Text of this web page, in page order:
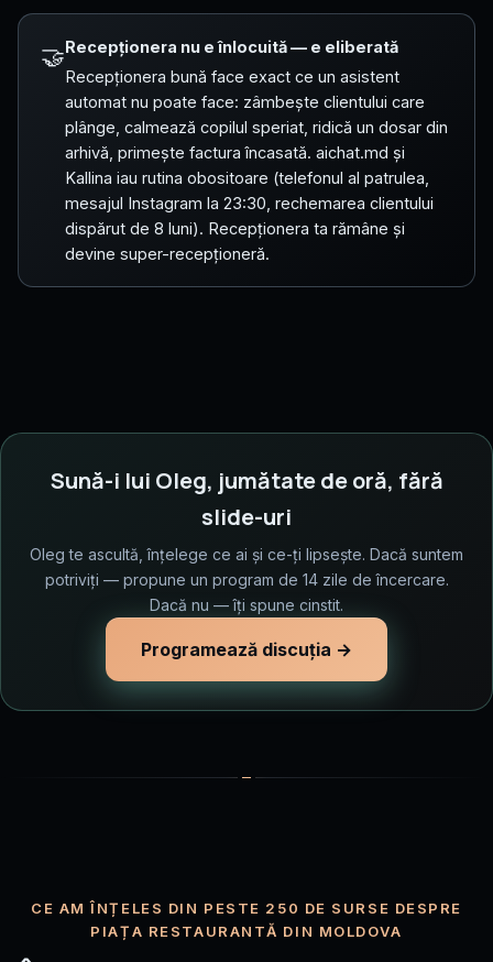
🤝Recepționera nu e înlocuită — e eliberată
Recepționera bună face exact ce un asistent
automat nu poate face: zâmbește clientului care
plânge, calmează copilul speriat, ridică un dosar din
arhivă, primește factura încasată. aichat.md și
Kallina iau rutina obositoare (telefonul al patrulea,
mesajul Instagram la 23:30, rechemarea clientului
dispărut de 8 luni). Recepționera ta rămâne și
devine super-recepționeră.
Sună-i lui Oleg, jumătate de oră, fără
slide-uri
Oleg te ascultă, înțelege ce ai și ce-ți lipsește. Dacă suntem
potriviți — propune un program de 14 zile de încercare.
Dacă nu — îți spune cinstit.
Programează discuția →
CE AM ÎNȚELES DIN PESTE 250 DE SURSE DESPRE
PIAȚA RESTAURANTĂ DIN MOLDOVA